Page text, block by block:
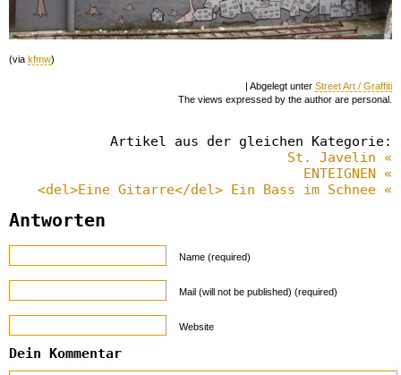
(via kfmw)
| Abgelegt unter Street Art / Graffiti
The views expressed by the author are personal.
Artikel aus der gleichen Kategorie:
St. Javelin «
ENTEIGNEN «
<del>Eine Gitarre</del> Ein Bass im Schnee «
Antworten
Name (required)
Mail (will not be published) (required)
Website
Dein Kommentar